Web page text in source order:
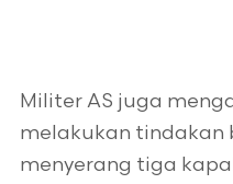
Militer AS juga
melakukan tindakan
menyerang tiga